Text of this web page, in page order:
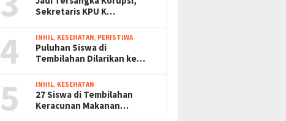
Sekretaris KPU K…
4 INHIL KESEHATAN PERISTIWA
Puluhan Siswa di
Tembilahan Dilarikan ke…
5 INHIL KESEHATAN
27 Siswa di Tembilahan
Keracunan Makanan…